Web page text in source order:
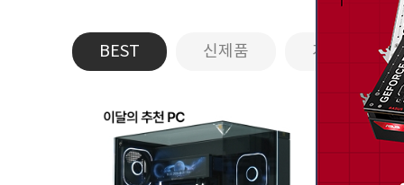
BEST 신제품 게이밍PC